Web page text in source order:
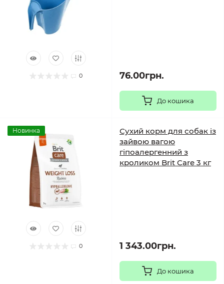
0 76.00грн.
До кошика
Новинка
0
Сухий корм для собак із
зайвою вагою
гіпоалергенний з
кроликом Brit Care 3 кг
1 343.00грн.
До кошика